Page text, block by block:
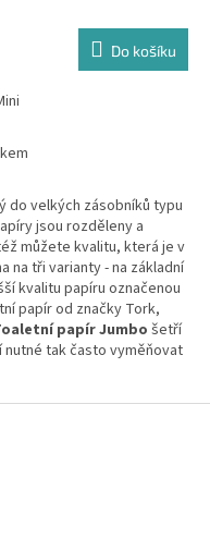
Do košíku
do velkých zásobníků typu
jsou rozděleny a
můžete kvalitu, která je v
na tři varianty - na základní
kvalitu papíru označenou
papír od značky Tork,
papír Jumbo šetří
nutné tak často vyměňovat